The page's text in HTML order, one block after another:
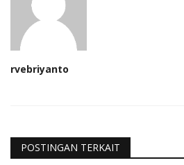
rvebriyanto
POSTINGAN TERKAIT